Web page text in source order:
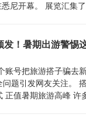
尼开幕。 展览汇集
发！暑期出游警惕
账号把旅游搭子骗去
题引发网友关注。
正值暑期旅游高峰 许